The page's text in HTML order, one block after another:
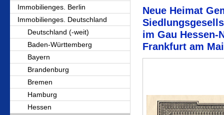
Immobilienges. Berlin
Immobilienges. Deutschland
Deutschland (-weit)
Baden-Württemberg
Bayern
Brandenburg
Bremen
Hamburg
Hessen
Neue Heimat
im Gau Hessen-
Frankfurt am